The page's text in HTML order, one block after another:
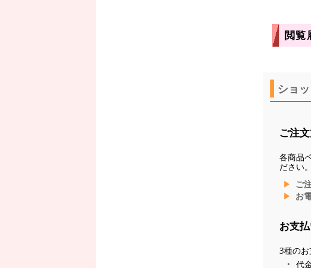
閲覧
ショ
ご注
各商品
ださい。
ご
お
お支
3種のお
代